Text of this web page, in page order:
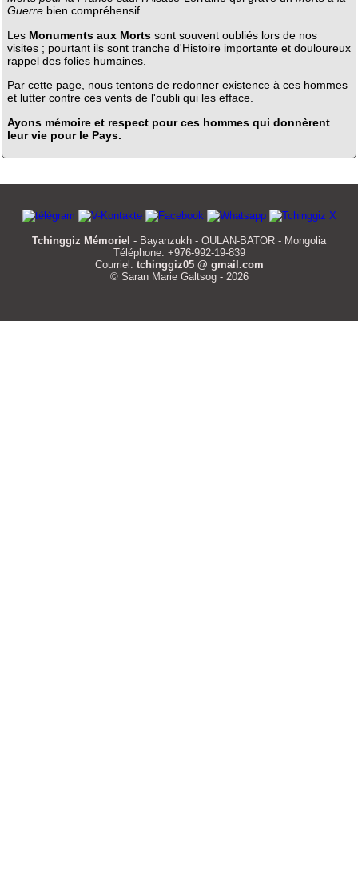
Guerrebien compréhensif.
Les Monuments aux Mortssont souvent oubliés lors de nos
visites ; pourtant ils sont tranche d'Histoire importante et douloureux
rappel des folies humaines.
Par cette page, nous tentons de redonner existence à ces hommes
et lutter contre ces vents de l'oubli qui les efface.
Ayons mémoire et respect pour ces hommes qui donnèrent
leur vie pour le Pays.
Tchinggiz Mémoriel - Bayanzukh - OULAN-BATOR - Mongolia
Téléphone: +976-992-19-839
Courriel: tchinggiz05 @ gmail.com
© Saran Marie Galtsog - 2026